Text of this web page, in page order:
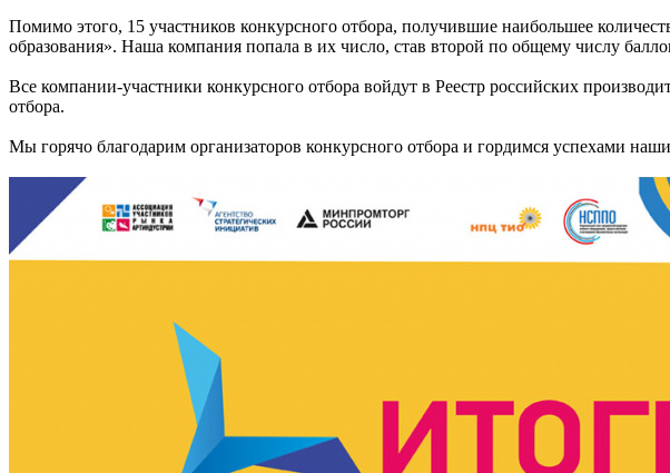
Помимо этого, 15 участников конкурсного отбора, получившие наибольшее
образования». Наша компания попала в их число, став второй по общему числу
Все компании-участники конкурсного отбора войдут в Реестр российских
отбора.
Мы горячо благодарим организаторов конкурсного отбора и гордимся успехами